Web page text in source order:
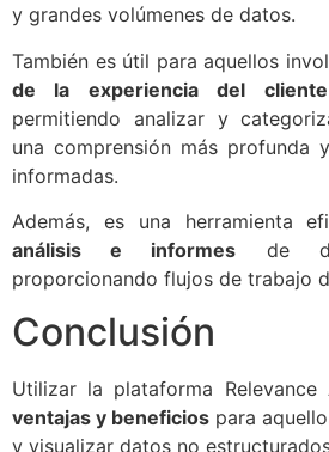
y grandes volúmenes de datos.
También es útil para aquellos
de la experiencia del cliente
permitiendo analizar y
una comprensión más profunda
informadas.
Además, es una herramienta
análisis e informes de
proporcionando flujos de trabajo
Conclusión
Utilizar la plataforma Relevance
ventajas y beneficios para
y visualizar datos no